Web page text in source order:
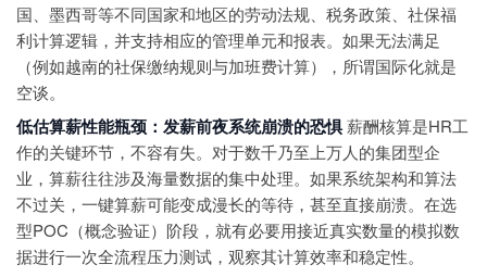
国、墨西哥等不同国家和地区的劳动法规、税务政策、社保福
利计算逻辑，并支持相应的管理单元和报表。如果无法满足
（例如越南的社保缴纳规则与加班费计算），所谓国际化就是
空谈。
低估算薪性能瓶颈：发薪前夜系统崩溃的恐惧薪酬核算是HR工
作的关键环节，不容有失。对于数千乃至上万人的集团型企
业，算薪往往涉及海量数据的集中处理。如果系统架构和算法
不过关，一键算薪可能变成漫长的等待，甚至直接崩溃。在选
型POC（概念验证）阶段，就有必要用接近真实数量的模拟数
据进行一次全流程压力测试，观察其计算效率和稳定性。